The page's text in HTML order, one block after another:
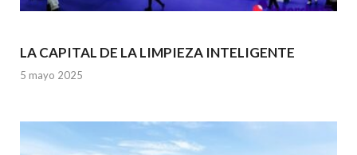
LA CAPITAL DE LA LIMPIEZA INTELIGENTE
5 mayo 2025